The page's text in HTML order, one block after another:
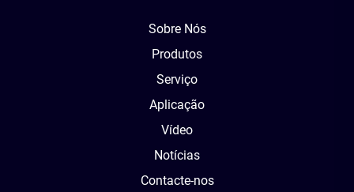
Sobre Nós
Produtos
Serviço
Aplicação
Vídeo
Notícias
Contacte-nos